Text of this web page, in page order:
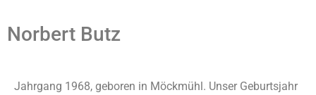
Norbert Butz
Jahrgang 1968, geboren in Möckmühl. Unser Geburtsjahr